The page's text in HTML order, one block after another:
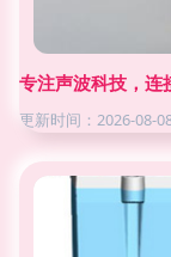
专注声波科技，连
更新时间：2026-08-